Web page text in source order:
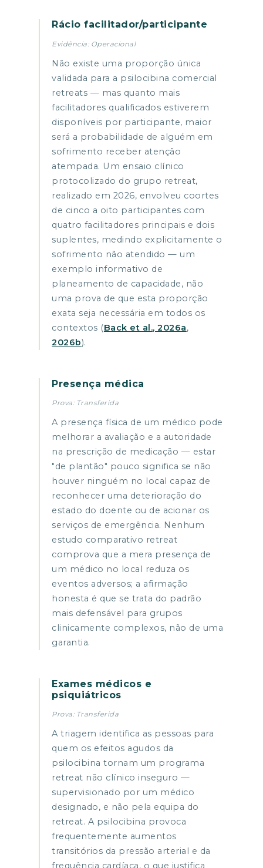
Rácio facilitador/participante
Evidência: Operacional
Não existe uma proporção única
validada para a psilocibina comercial
retreats — mas quanto mais
facilitadores qualificados estiverem
disponíveis por participante, maior
será a probabilidade de alguém em
sofrimento receber atenção
atempada. Um ensaio clínico
protocolizado do grupo retreat,
realizado em 2026, envolveu coortes
de cinco a oito participantes com
quatro facilitadores principais e dois
suplentes, medindo explicitamente o
sofrimento não atendido — um
exemplo informativo de
planeamento de capacidade, não
uma prova de que esta proporção
exata seja necessária em todos os
contextos (Back et al., 2026a,
2026b).
Presença médica
Prova: Transferida
A presença física de um médico pode
melhorar a avaliação e a autoridade
na prescrição de medicação — estar
"de plantão" pouco significa se não
houver ninguém no local capaz de
reconhecer uma deterioração do
estado do doente ou de acionar os
serviços de emergência. Nenhum
estudo comparativo retreat
comprova que a mera presença de
um médico no local reduza os
eventos adversos; a afirmação
honesta é que se trata do padrão
mais defensável para grupos
clinicamente complexos, não de uma
garantia.
Exames médicos e
psiquiátricos
Prova: Transferida
A triagem identifica as pessoas para
quem os efeitos agudos da
psilocibina tornam um programa
retreat não clínico inseguro —
supervisionado por um médico
designado, e não pela equipa do
retreat. A psilocibina provoca
frequentemente aumentos
transitórios da pressão arterial e da
frequência cardíaca, o que justifica